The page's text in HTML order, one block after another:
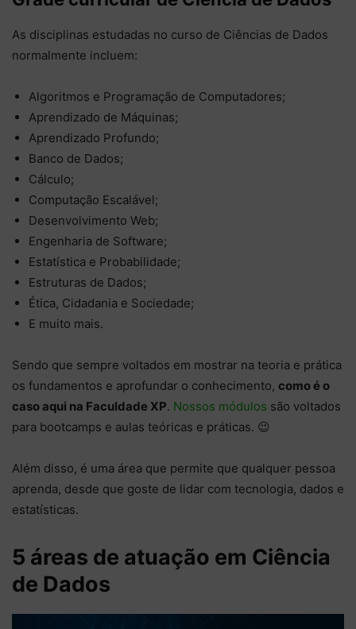
As disciplinas estudadas no curso de Ciências de Dados
normalmente incluem:
Algoritmos e Programação de Computadores;
Aprendizado de Máquinas;
Aprendizado Profundo;
Banco de Dados;
Cálculo;
Computação Escalável;
Desenvolvimento Web;
Engenharia de Software;
Estatística e Probabilidade;
Estruturas de Dados;
Ética, Cidadania e Sociedade;
E muito mais.
Sendo que sempre voltados em mostrar na teoria e prática
os fundamentos e aprofundar o conhecimento, como é o
caso aqui na Faculdade XP. Nossos módulos são voltados
para bootcamps e aulas teóricas e práticas. 😉
Além disso, é uma área que permite que qualquer pessoa
aprenda, desde que goste de lidar com tecnologia, dados e
estatísticas.
5 áreas de atuação em Ciência
de Dados